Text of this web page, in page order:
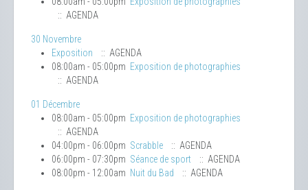
:: AGENDA
30 Novembre
Exposition
:: AGENDA
08:00am - 05:00pm Exposition de photographies
:: AGENDA
01 Décembre
08:00am - 05:00pm Exposition de photographies
:: AGENDA
04:00pm - 06:00pm Scrabble
:: AGENDA
06:00pm - 07:30pm Séance de sport
:: AGENDA
08:00pm - 12:00am Nuit du Bad :: AGENDA